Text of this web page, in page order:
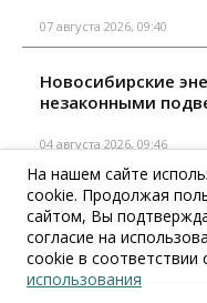
07 августа 2026, 09:40
Новосибирские
незаконными
04 августа 2026, 09:46
Карта «Прибыль»
дебетовых карт с
04 августа 2026, 09:10
На нашем сайте
cookie. Продолжая
сайтом, Вы
согласие на
cookie в соответствии
использования